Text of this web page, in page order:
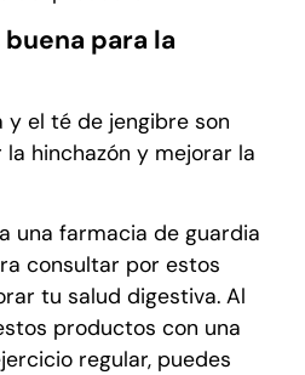
para la
y el té de jengibre son
hinchazón y mejorar la
una farmacia de guardia
consultar por estos
tu salud digestiva. Al
productos con una
regular, puedes